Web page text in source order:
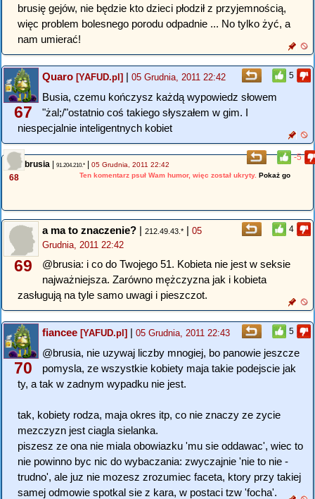
brusię gejów, nie będzie kto dzieci płodził z przyjemnością,
więc problem bolesnego porodu odpadnie ... No tylko żyć, a
nam umierać!
5
67
Quaro [YAFUD.pl] | 05 Grudnia, 2011 22:42
Busia, czemu kończysz każdą wypowiedz słowem
"żal;/"ostatnio coś takiego słyszałem w gim. I
niespecjalnie inteligentnych kobiet
-5
68
brusia | 91.204.210.* | 05 Grudnia, 2011 22:42
Ten komentarz psuł Wam humor, więc został ukryty. Pokaż go
4
69
a ma to znaczenie? | 212.49.43.* | 05
Grudnia, 2011 22:42
@brusia: i co do Twojego 51. Kobieta nie jest w seksie
najważniejsza. Zarówno mężczyzna jak i kobieta
zasługują na tyle samo uwagi i pieszczot.
5
70
fiancee [YAFUD.pl] | 05 Grudnia, 2011 22:43
@brusia, nie uzywaj liczby mnogiej, bo panowie jeszcze
pomysla, ze wszystkie kobiety maja takie podejscie jak
ty, a tak w zadnym wypadku nie jest.
tak, kobiety rodza, maja okres itp, co nie znaczy ze zycie
mezczyzn jest ciagla sielanka.
piszesz ze ona nie miala obowiazku 'mu sie oddawac', wiec to
nie powinno byc nic do wybaczania: zwyczajnie 'nie to nie -
trudno', ale juz nie mozesz zrozumiec faceta, ktory przy takiej
samej odmowie spotkal sie z kara, w postaci tzw 'focha'.